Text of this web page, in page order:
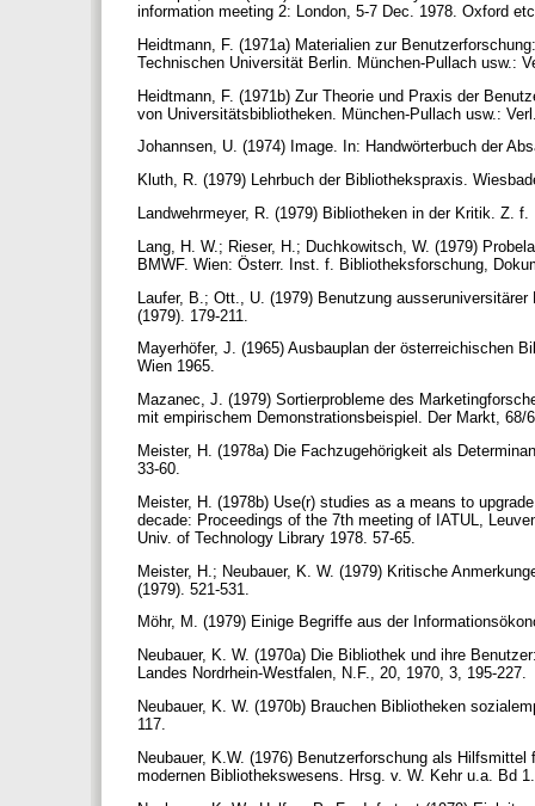
information meeting 2: London, 5-7 Dec. 1978. Oxford
Heidtmann, F. (1971a) Materialien zur
Technischen Universität Berlin. München-Pullach usw.:
Heidtmann, F. (1971b) Zur Theorie und Praxis der
von Universitätsbibliotheken. München-Pullach usw.:
Johannsen, U. (1974) Image. In: Handwörterbuch der
Kluth, R. (1979) Lehrbuch der Bibliothekspraxis.
Landwehrmeyer, R. (1979) Bibliotheken in der Kritik. Z.
Lang, H. W.; Rieser, H.; Duchkowitsch, W. (1979)
BMWF. Wien: Österr. Inst. f. Bibliotheksforschung,
Laufer, B.; Ott., U. (1979) Benutzung
(1979). 179-211.
Mayerhöfer, J. (1965) Ausbauplan der österreichischen
Wien 1965.
Mazanec, J. (1979) Sortierprobleme des
mit empirischem Demonstrationsbeispiel. Der Markt, 68/
Meister, H. (1978a) Die Fachzugehörigkeit als
33-60.
Meister, H. (1978b) Use(r) studies as a means to
decade: Proceedings of the 7th meeting of IATUL,
Univ. of Technology Library 1978. 57-65.
Meister, H.; Neubauer, K. W. (1979) Kritische
(1979). 521-531.
Möhr, M. (1979) Einige Begriffe aus der
Neubauer, K. W. (1970a) Die Bibliothek und ihre
Landes Nordrhein-Westfalen, N.F., 20, 1970, 3, 195-227.
Neubauer, K. W. (1970b) Brauchen Bibliotheken
117.
Neubauer, K.W. (1976) Benutzerforschung als
modernen Bibliothekswesens. Hrsg. v. W. Kehr u.a. Bd